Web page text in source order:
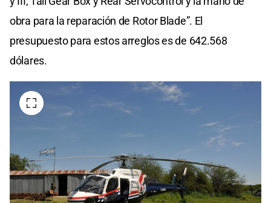
obra para la reparación de Rotor Blade”. El
presupuesto para estos arreglos es de 642.568
dólares.